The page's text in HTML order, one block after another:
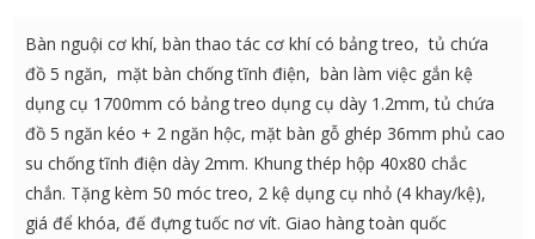
Bàn nguội cơ khí, bàn thao tác cơ khí có bảng treo, tủ chứa
đồ 5 ngăn, mặt bàn chống tĩnh điện, bàn làm việc gắn kệ
dụng cụ 1700mm có bảng treo dụng cụ dày 1.2mm, tủ chứa
đồ 5 ngăn kéo + 2 ngăn hộc, mặt bàn gỗ ghép 36mm phủ cao
su chống tĩnh điện dày 2mm. Khung thép hộp 40x80 chắc
chắn. Tặng kèm 50 móc treo, 2 kệ dụng cụ nhỏ (4 khay/kệ),
giá để khóa, đế đựng tuốc nơ vít. Giao hàng toàn quốc